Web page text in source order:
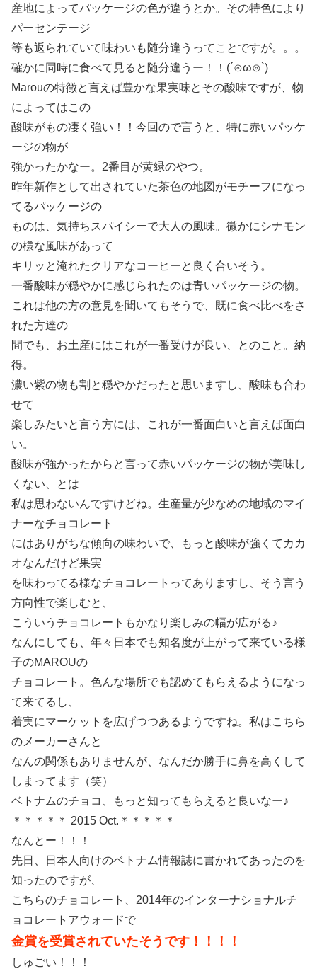
産地によってパッケージの色が違うとか。その特色により
パーセンテージ
等も返られていて味わいも随分違うってことですが。。。
確かに同時に食べて見ると随分違うー！！(´⊙ω⊙`)
Marouの特徴と言えば豊かな果実味とその酸味ですが、物
によってはこの
酸味がもの凄く強い！！今回ので言うと、特に赤いパッケ
ージの物が
強かったかなー。2番目が黄緑のやつ。
昨年新作として出されていた茶色の地図がモチーフになっ
てるパッケージの
ものは、気持ちスパイシーで大人の風味。微かにシナモン
の様な風味があって
キリッと淹れたクリアなコーヒーと良く合いそう。
一番酸味が穏やかに感じられたのは青いパッケージの物。
これは他の方の意見を聞いてもそうで、既に食べ比べをさ
れた方達の
間でも、お土産にはこれが一番受けが良い、とのこと。納
得。
濃い紫の物も割と穏やかだったと思いますし、酸味も合わ
せて
楽しみたいと言う方には、これが一番面白いと言えば面白
い。
酸味が強かったからと言って赤いパッケージの物が美味し
くない、とは
私は思わないんですけどね。生産量が少なめの地域のマイ
ナーなチョコレート
にはありがちな傾向の味わいで、もっと酸味が強くてカカ
オなんだけど果実
を味わってる様なチョコレートってありますし、そう言う
方向性で楽しむと、
こういうチョコレートもかなり楽しみの幅が広がる♪
なんにしても、年々日本でも知名度が上がって来ている様
子のMAROUの
チョコレート。色んな場所でも認めてもらえるようになっ
て来てるし、
着実にマーケットを広げつつあるようですね。私はこちら
のメーカーさんと
なんの関係もありませんが、なんだか勝手に鼻を高くして
しまってます（笑）
ベトナムのチョコ、もっと知ってもらえると良いなー♪
＊＊＊＊＊ 2015 Oct.＊＊＊＊＊
なんとー！！！
先日、日本人向けのベトナム情報誌に書かれてあったのを
知ったのですが、
こちらのチョコレート、2014年のインターナショナルチ
ョコレートアウォードで
金賞を受賞されていたそうです！！！！
しゅごい！！！